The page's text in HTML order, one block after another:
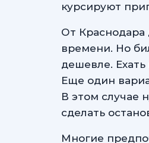
курсируют
От Краснодара
времени. Но
дешевле.
Еще один
В этом случае
сделать
Многие